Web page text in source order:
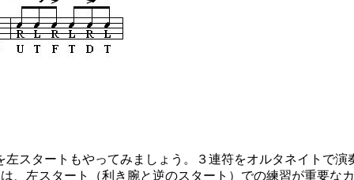
スタートもやってみましょう。３連符をオルタネイトで
、左スタート（利き腕と逆のスタート）での練習が重要な